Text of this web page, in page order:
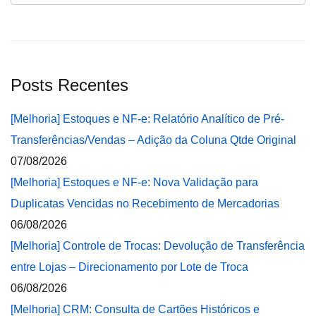
Posts Recentes
[Melhoria] Estoques e NF-e: Relatório Analítico de Pré-
Transferências/Vendas – Adição da Coluna Qtde Original
07/08/2026
[Melhoria] Estoques e NF-e: Nova Validação para
Duplicatas Vencidas no Recebimento de Mercadorias
06/08/2026
[Melhoria] Controle de Trocas: Devolução de Transferência
entre Lojas – Direcionamento por Lote de Troca
06/08/2026
[Melhoria] CRM: Consulta de Cartões Históricos e